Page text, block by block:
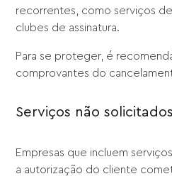
recorrentes, como serviços
clubes de assinatura.
Para se proteger, é
comprovantes do
Serviços não solicitados
Empresas que incluem
a autorização do cliente